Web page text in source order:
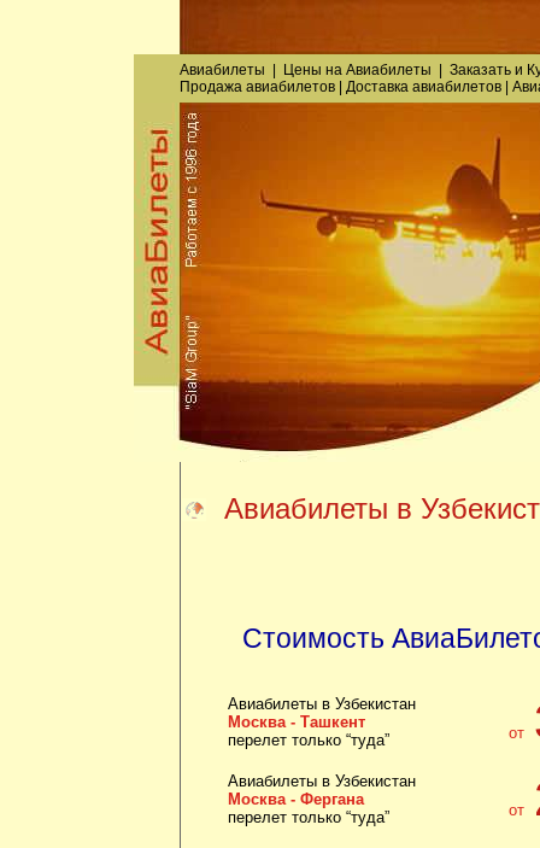
Авиабилеты Цены на Авиабилеты Заказатьи
Продажа авиабилетов| Доставка авиабилетов|
Авиабилеты в
Стоимость
Авиабилеты в Узбекистан
Москва - Ташкент
перелет только “туда”
от
Авиабилеты в Узбекистан
Москва - Фергана
перелет только “туда”
от